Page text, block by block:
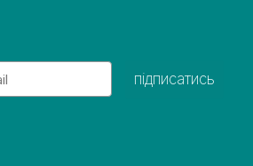
підписатись